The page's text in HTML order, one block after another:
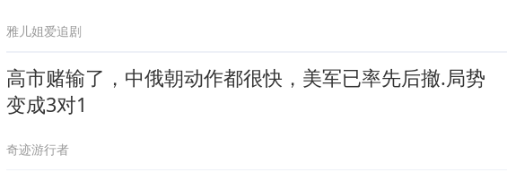
雅儿姐爱追剧
高市赌输了，中俄朝动作都很快，美军已率先后撤.局势
变成3对1
奇迹游行者